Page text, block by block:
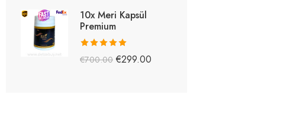
10x Meri Kapsül
Premium
5 üzerinden
€700.00 €299.00